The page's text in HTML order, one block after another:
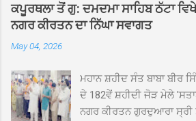
ਕਪੂਰਥਲਾ ਤੋਂ ਗੁ: ਦਮਦਮਾ ਸਾਹਿਬ ਠੱਟਾ
ਨਗਰ ਕੀਰਤਨ ਦਾ ਨਿੱਘਾ ਸਵਾਗਤ
May 04, 2026
ਮਹਾਨ ਸ਼ਹੀਦ ਸੰਤ ਬਾਬਾ ਬੀਰ
ਦੇ 182ਵੇਂ ਸ਼ਹੀਦੀ ਜੋੜ ਮੇਲੇ
ਨਗਰ ਕੀਰਤਨ ਗੁਰਦੁਆਰਾ ਸ੍ਰੀ